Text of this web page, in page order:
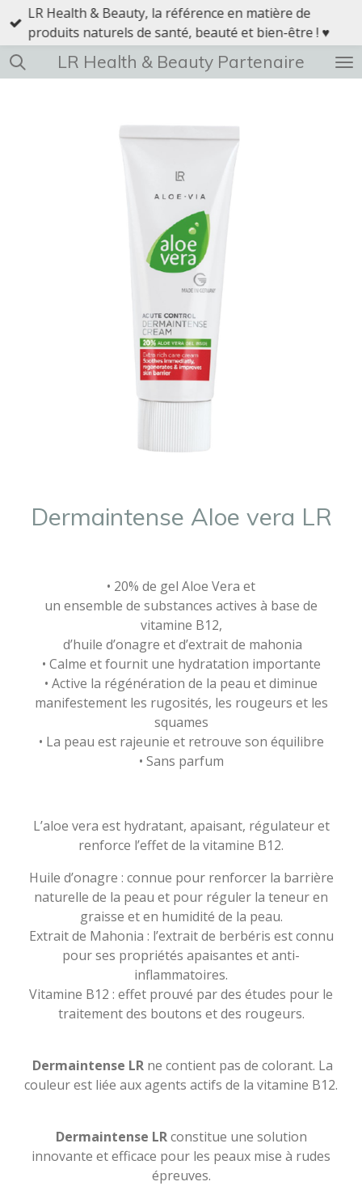
Passer
contenu
principal
LR Health & Beauty Partenaire
LR Health & Beauty, la référence en matière de
produits naturels de santé, beauté et bien-être ! ♥
Dermaintense Aloe vera LR
• 20% de gel Aloe Vera et
un ensemble de substances actives à base de
vitamine B12,
d’huile d’onagre et d’extrait de mahonia
• Calme et fournit une hydratation importante
• Active la régénération de la peau et diminue
manifestement les rugosités, les rougeurs et les
squames
• La peau est rajeunie et retrouve son équilibre
• Sans parfum
L’aloe vera est hydratant, apaisant, régulateur et
renforce l’effet de la vitamine B12.
Huile d’onagre : connue pour renforcer la barrière
naturelle de la peau et pour réguler la teneur en
graisse et en humidité de la peau.
Extrait de Mahonia : l’extrait de berbéris est connu
pour ses propriétés apaisantes et anti-
inflammatoires.
Vitamine B12 : effet prouvé par des études pour le
traitement des boutons et des rougeurs.
Dermaintense LR ne contient pas de colorant. La
couleur est liée aux agents actifs de la vitamine B12.
Dermaintense LRconstitue une solution
innovante et efficace pour les peaux mise à rudes
épreuves.